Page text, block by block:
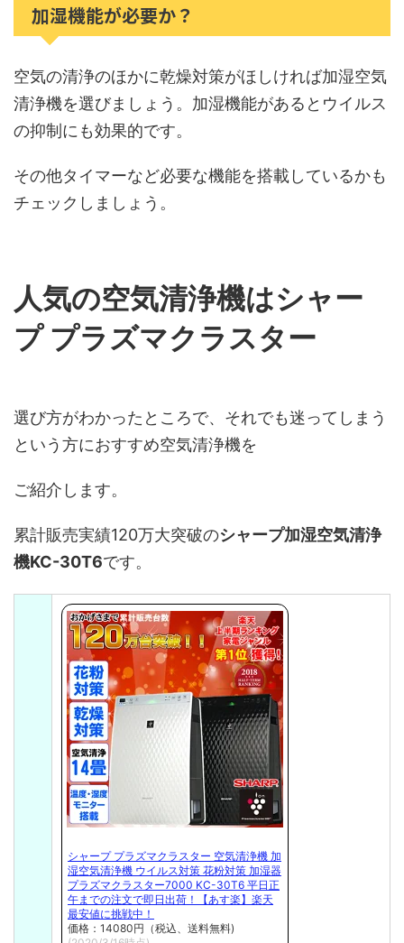
加湿機能が必要か？
空気の清浄のほかに乾燥対策がほしければ加湿空気
清浄機を選びましょう。加湿機能があるとウイルス
の抑制にも効果的です。
その他タイマーなど必要な機能を搭載しているかも
チェックしましょう。
人気の空気清浄機はシャー
プ プラズマクラスター
選び方がわかったところで、それでも迷ってしまう
という方におすすめ空気清浄機を
ご紹介します。
累計販売実績120万大突破のシャープ加湿空気清浄
機KC-30T6です。
シャープ プラズマクラスター 空気清浄機 加
湿空気清浄機 ウイルス対策 花粉対策 加湿器
プラズマクラスター7000 KC-30T6 平日正
午までの注文で即日出荷！【あす楽】楽天
最安値に挑戦中！
価格：14080円（税込、送料無料)